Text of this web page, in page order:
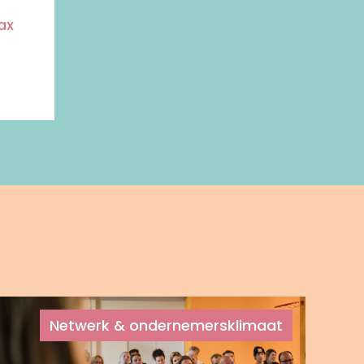
Netwerk & ondernemersklimaat